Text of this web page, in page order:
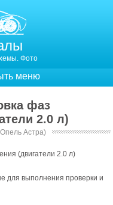
Фото
меню
фаз
2.0 л)
Астра)
(двигатели 2.0 л)
для выполнения проверки и